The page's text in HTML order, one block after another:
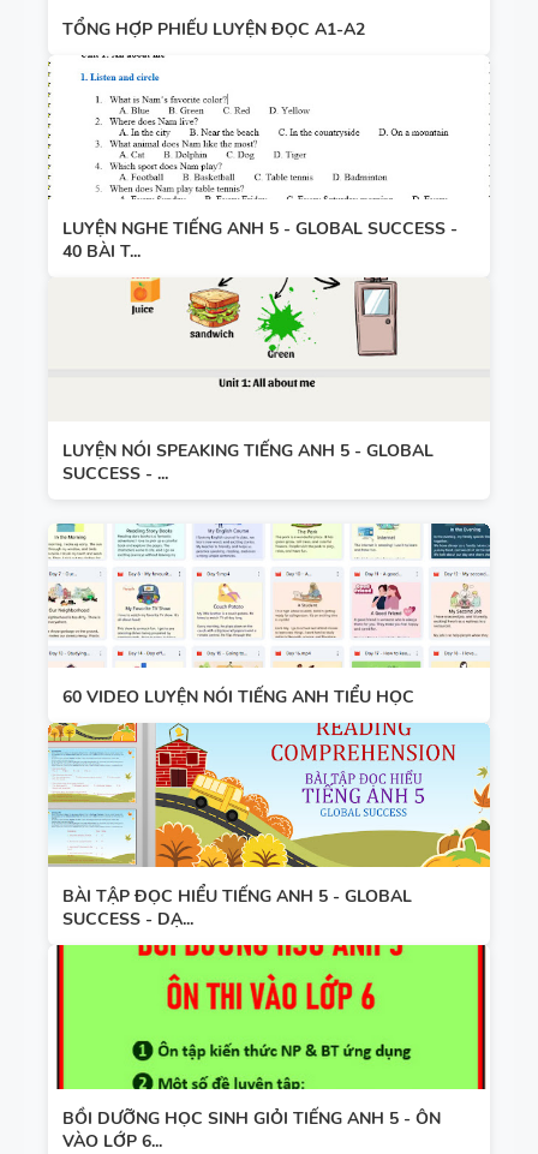
TỔNG HỢP PHIẾU LUYỆN ĐỌC A1-A2
LUYỆN NGHE TIẾNG ANH 5 - GLOBAL SUCCESS -
40 BÀI T...
LUYỆN NÓI SPEAKING TIẾNG ANH 5 - GLOBAL
SUCCESS - ...
60 VIDEO LUYỆN NÓI TIẾNG ANH TIỂU HỌC
BÀI TẬP ĐỌC HIỂU TIẾNG ANH 5 - GLOBAL
SUCCESS - DẠ...
BỒI DƯỠNG HỌC SINH GIỎI TIẾNG ANH 5 - ÔN
VÀO LỚP 6...